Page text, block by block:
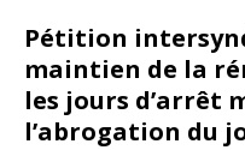
Pétition
maintien de la
les jours d’arrêt
l’abrogation du